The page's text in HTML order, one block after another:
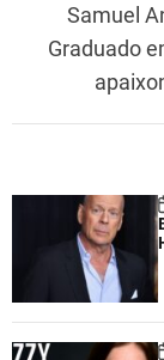
Samuel
Graduado